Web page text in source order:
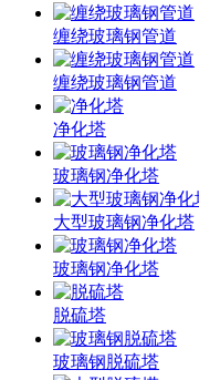
缠绕玻璃钢管道
缠绕玻璃钢管道
净化塔
玻璃钢净化塔
大型玻璃钢净化塔
玻璃钢净化塔
脱硫塔
玻璃钢脱硫塔